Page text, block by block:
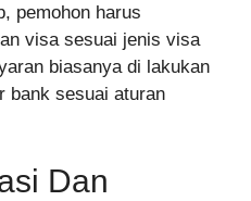
pemohon harus
visa sesuai jenis visa
biasanya di lakukan
bank sesuai aturan
Dan